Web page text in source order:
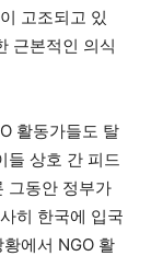
고조되고 있
근본적인 의식
활동가들도 탈
들 상호 간 피드
그동안 정부가
히 한국에 입국
에서 NGO 활